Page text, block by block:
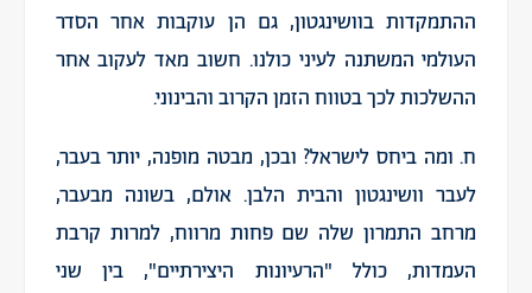
ההתמקדות בוושינגטון, גם הן עוקבות אחר הסדר
העולמי המשתנה לעיני כולנו. חשוב מאד לעקוב אחר
ההשלכות לכך בטווח הזמן הקרוב והבינוני.
ח. ומה ביחס לישראל? ובכן, מבטה מופנה, יותר בעבר,
לעבר וושינגטון והבית הלבן. אולם, בשונה מבעבר,
מרחב התמרון שלה שם פחות מרווח, למרות קרבת
העמדות, כולל "הרעיונות היצירתיים", בין שני